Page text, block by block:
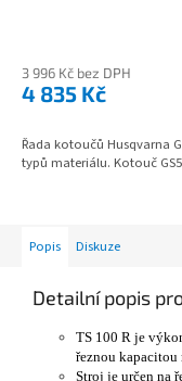
3 996 Kč bez DPH
4 835 Kč
Řada kotoučů Husqvarna
typů materiálu. Kotouč
Popis Diskuze
Detailní popis
TS 100 R je
řeznou
Stroj je určen na